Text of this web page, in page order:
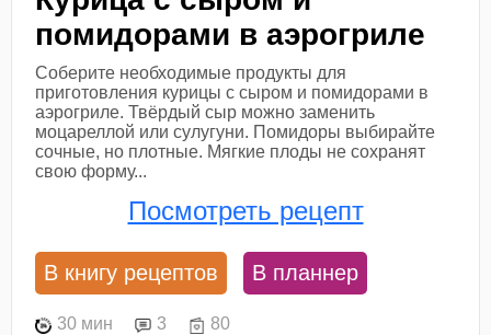
помидорами в аэрогриле
Соберите необходимые продукты для
приготовления курицы с сыром и помидорами в
аэрогриле. Твёрдый сыр можно заменить
моцареллой или сулугуни. Помидоры выбирайте
сочные, но плотные. Мягкие плоды не сохранят
свою форму...
Посмотреть рецепт
В книгу рецептов В планнер
30 мин 3 80